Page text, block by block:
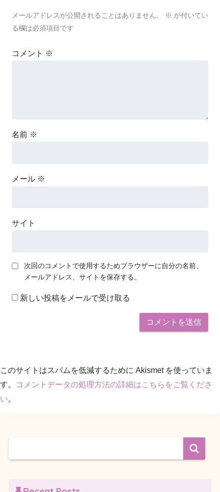
メールアドレスが公開されることはありません。 ※ が付いてい
る欄は必須項目です
コメント ※
名前 ※
メール ※
サイト
次回のコメントで使用するためブラウザーに自分の名前、
メールアドレス、サイトを保存する。
新しい投稿をメールで受け取る
このサイトはスパムを低減するために Akismet を使っていま
す。
コメントデータの処理方法の詳細はこちらをご覧くださ
い。